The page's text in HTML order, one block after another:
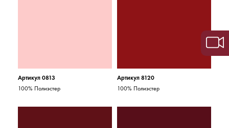
Артикул 0813
100% Полиэстер
Артикул 8120
100% Полиэстер